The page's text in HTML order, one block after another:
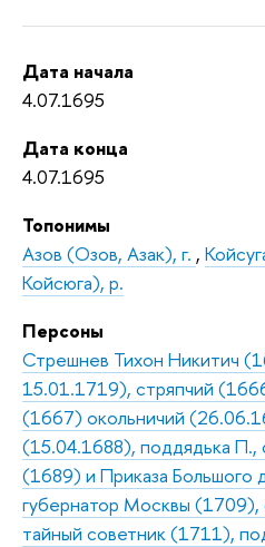
Дата начала
4.07.1695
Дата конца
4.07.1695
Топонимы
Азов (Озов, Азак), г. ,
Койсюга), р.
Персоны
Стрешнев Тихон Никитич
15.01.1719), стряпчий
(1667) окольничий
(15.04.1688), поддядька П.,
(1689) и Приказа Большого
губернатор Москвы (1709),
тайный советник (1711),